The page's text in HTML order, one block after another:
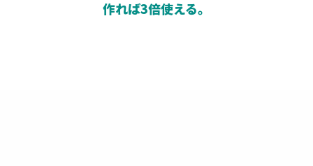
作れば3倍使える。